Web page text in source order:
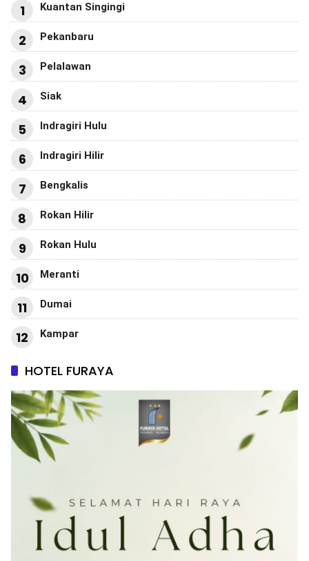
1 Kuantan Singingi
2 Pekanbaru
3 Pelalawan
4 Siak
5 Indragiri Hulu
6 Indragiri Hilir
7 Bengkalis
8 Rokan Hilir
9 Rokan Hulu
10 Meranti
11 Dumai
12 Kampar
HOTEL FURAYA